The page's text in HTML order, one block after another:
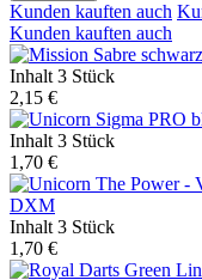
Kunden kauften auch
Kunden kauften auch
Inhalt 3 Stück
2,15 €
Inhalt 3 Stück
1,70 €
DXM
Inhalt 3 Stück
1,70 €